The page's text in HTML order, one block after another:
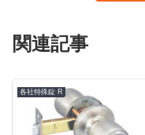
関連記事
各社特殊錠 R